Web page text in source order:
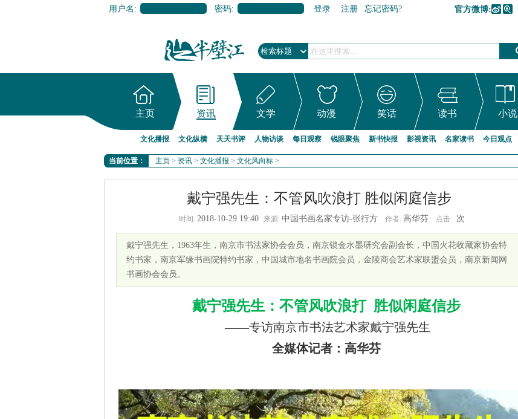
用户名: 密码: 登录 注册 忘记密码? 官方微博:
主页 资讯 文学 动漫 笑话 读书 小说
文化播报 文化纵横 天天书评 人物访谈 每日观察 锐眼聚焦 新书快报 影视资讯 名家读书 今日观点
当前位置： 主页 > 资讯 > 文化播报 > 文化风向标 >
戴宁强先生：不管风吹浪打 胜似闲庭信步
时间: 2018-10-29 19:40 来源: 中国书画名家专访-张行方 作者: 高华芬 点击: 次
戴宁强先生，1963年生，南京市书法家协会会员，南京锁金水墨研究会副会长，中国火花收藏家协会特
约书家，南京军缘书画院特约书家，中国城市地名书画院会员，金陵商会艺术家联盟会员，南京新闻网
书画协会会员。
戴宁强先生：不管风吹浪打 胜似闲庭信步
——专访南京市书法艺术家戴宁强先生
全媒体记者：高华芬